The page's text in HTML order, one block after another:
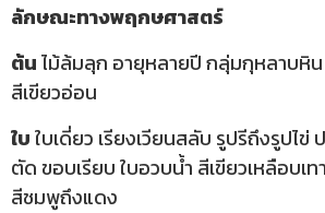
ลักษณะทางพฤกษศาสตร์
ต้นไม้ล้มลุก อายุหลายปี กลุ่มกุหลาบหิ
สีเขียวอ่อน
ใบใบเดี่ยว เรียงเวียนสลับ รูปรีถึงรูปไข่
ตัด ขอบเรียบ ใบอวบน้ำ สีเขียวเหลือบเ
สีชมพูถึงแดง